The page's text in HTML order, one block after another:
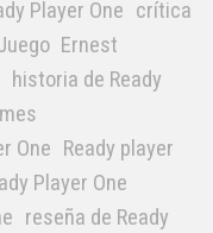
Player One crítica
Ernest
historia de Ready
One Ready player
Player One
reseña de Ready